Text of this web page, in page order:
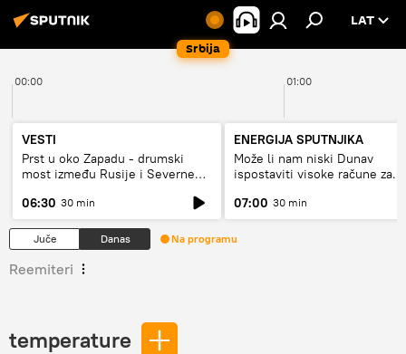
Srbija
LAT
00:00 01:00
VESTI
Prst u oko Zapadu - drumski
most između Rusije i Severne
06:30 30 min
ENERGIJA SPUTNJIKA
Može li nam niski Dunav
ispostaviti visoke račune za
07:00 30 min
Juče Danas Na programu
Reemiteri
temperature